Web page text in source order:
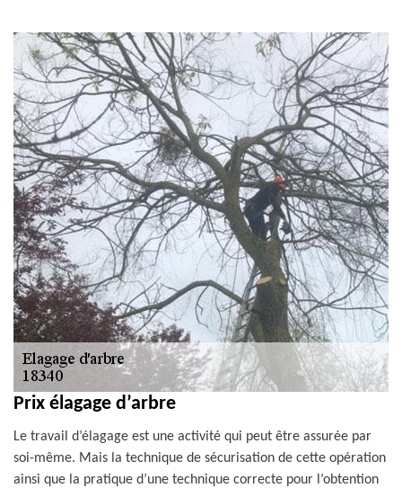
Prix élagage d’arbre
Le travail d’élagage est une activité qui peut être assurée par
soi-même. Mais la technique de sécurisation de cette opération
ainsi que la pratique d’une technique correcte pour l’obtention